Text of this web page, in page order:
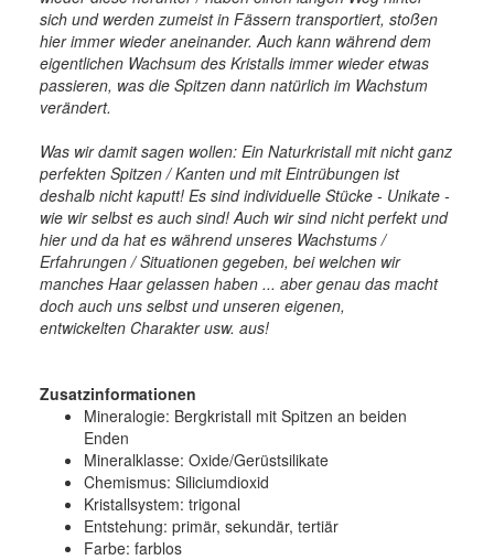
sich und werden zumeist in Fässern transportiert, stoßen
hier immer wieder aneinander. Auch kann während dem
eigentlichen Wachsum des Kristalls immer wieder etwas
passieren, was die Spitzen dann natürlich im Wachstum
verändert.
Was wir damit sagen wollen: Ein Naturkristall mit nicht ganz
perfekten Spitzen / Kanten und mit Eintrübungen ist
deshalb nicht kaputt! Es sind individuelle Stücke - Unikate -
wie wir selbst es auch sind! Auch wir sind nicht perfekt und
hier und da hat es während unseres Wachstums /
Erfahrungen / Situationen gegeben, bei welchen wir
manches Haar gelassen haben ... aber genau das macht
doch auch uns selbst und unseren eigenen,
entwickelten Charakter usw. aus!
Zusatzinformationen
Mineralogie: Bergkristall mit Spitzen an beiden
Enden
Mineralklasse: Oxide/Gerüstsilikate
Chemismus: Siliciumdioxid
Kristallsystem: trigonal
Entstehung: primär, sekundär, tertiär
Farbe: farblos